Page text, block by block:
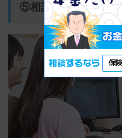
⑤相談は何度でも無